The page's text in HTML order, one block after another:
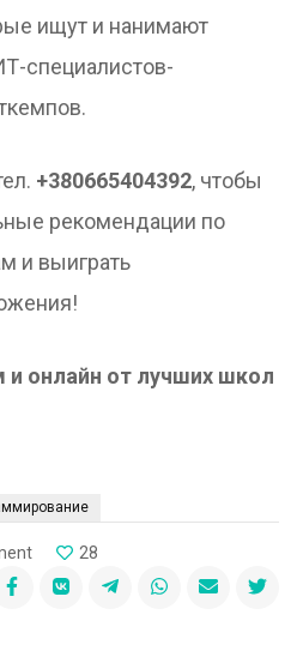
ищут и нанимают
специалистов-
+380665404392, чтобы
рекомендации по
и выиграть
и онлайн от лучших школ
on
Как
28